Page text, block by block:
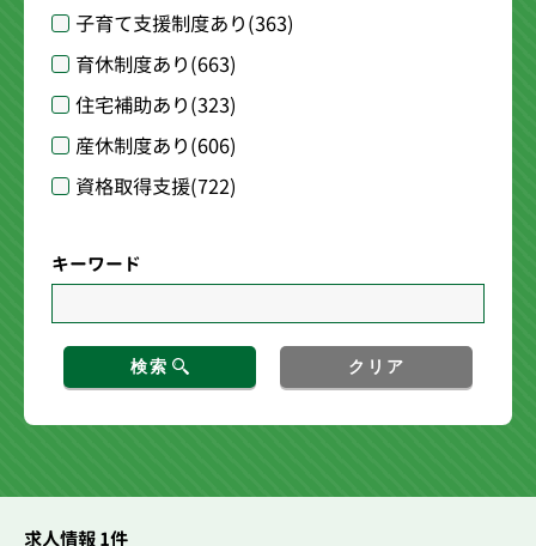
子育て支援制度あり(363)
育休制度あり(663)
住宅補助あり(323)
産休制度あり(606)
資格取得支援(722)
キーワード
検索 クリア
求人情報 1件